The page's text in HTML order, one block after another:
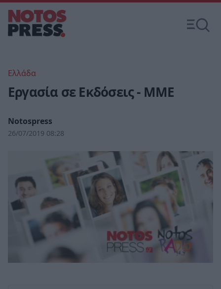
Ελλάδα
Εργασία σε Εκδόσεις - ΜΜΕ
Notospress
26/07/2019 08:28